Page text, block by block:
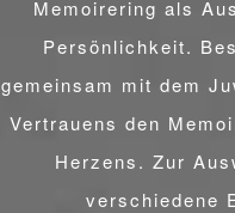
Memoirering als
Persönlichkeit.
gemeinsam mit dem
Vertrauens den
Herzens. Zur
verschiedene